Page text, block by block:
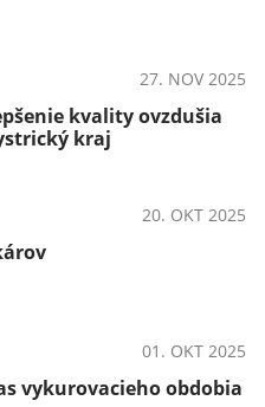
27. NOV 2025
kvality ovzdušia
kraj
20. OKT 2025
01. OKT 2025
vykurovacieho obdobia